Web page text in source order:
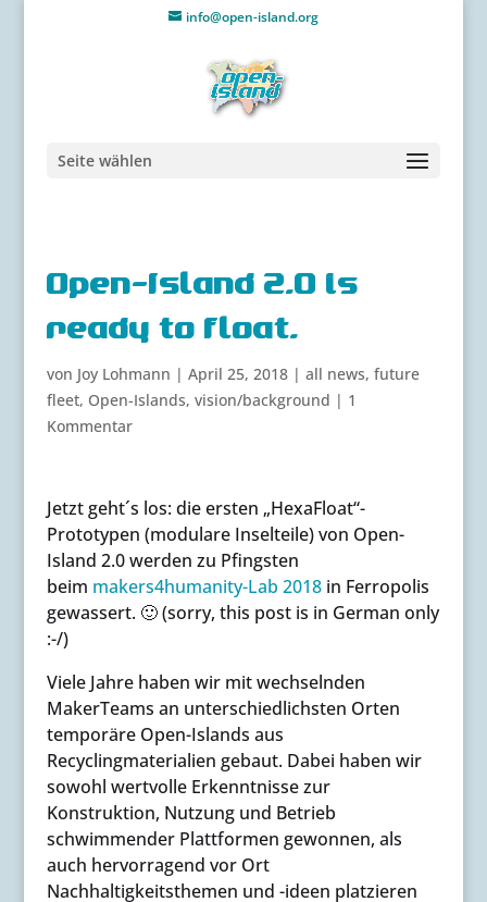
info@open-island.org
Seite wählen
Open-Island 2.0 is
ready to float.
von Joy Lohmann | April 25, 2018| all news, future
fleet, Open-Islands, vision/background | 1
Kommentar
Jetzt geht´s los: die ersten „HexaFloat“-
Prototypen (modulare Inselteile) von Open-
Island 2.0 werden zu Pfingsten
beim makers4humanity-Lab 2018in Ferropolis
gewassert. 🙂 (sorry, this post is in German only
:-/)
Viele Jahre haben wir mit wechselnden
MakerTeams an unterschiedlichsten Orten
temporäre Open-Islands aus
Recyclingmaterialien gebaut. Dabei haben wir
sowohl wertvolle Erkenntnisse zur
Konstruktion, Nutzung und Betrieb
schwimmender Plattformen gewonnen, als
auch hervorragend vor Ort
Nachhaltigkeitsthemen und -ideen platzieren